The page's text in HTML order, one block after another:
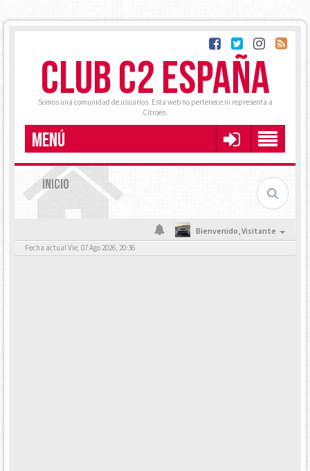
CLUB C2 ESPAÑA
Somos una comunidad de usuarios. Esta web no pertenece ni representa a
Citroën.
MENÚ
INICIO
Bienvenido,Visitante
Fecha actual Vie, 07 Ago 2026, 20:36